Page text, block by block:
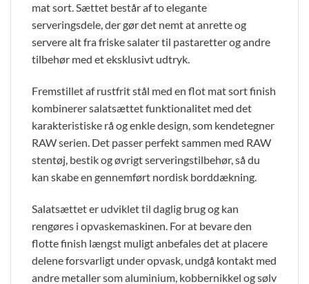
mat sort. Sættet består af to elegante
serveringsdele, der gør det nemt at anrette og
servere alt fra friske salater til pastaretter og andre
tilbehør med et eksklusivt udtryk.
Fremstillet af rustfrit stål med en flot mat sort finish
kombinerer salatsættet funktionalitet med det
karakteristiske rå og enkle design, som kendetegner
RAW serien. Det passer perfekt sammen med RAW
stentøj, bestik og øvrigt serveringstilbehør, så du
kan skabe en gennemført nordisk borddækning.
Salatsættet er udviklet til daglig brug og kan
rengøres i opvaskemaskinen. For at bevare den
flotte finish længst muligt anbefales det at placere
delene forsvarligt under opvask, undgå kontakt med
andre metaller som aluminium, kobbernikkel og sølv